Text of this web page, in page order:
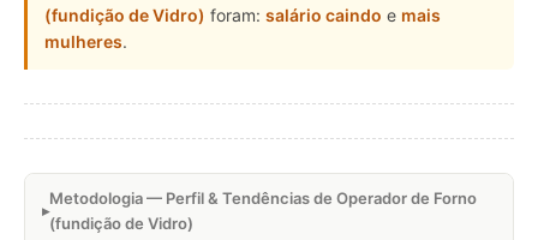
(fundição de Vidro) foram: salário caindo e mais
mulheres.
Metodologia — Perfil & Tendências de Operador de Forno
(fundição de Vidro)